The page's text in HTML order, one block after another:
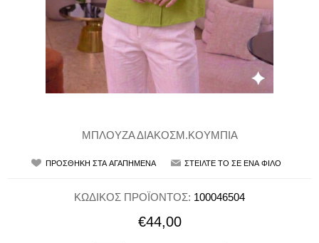
ΜΠΛΟΥΖΑ ΔΙΑΚΟΣΜ.ΚΟΥΜΠΙΑ
ΚΩΔΙΚΟΣ ΠΡΟΪΟΝΤΟΣ: 100046504
€44,00